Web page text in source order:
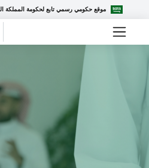
إلى المحتوى الرئيسي
موقع حكومي رسمي تابع لحكومة المملكة
واجهة جانبية